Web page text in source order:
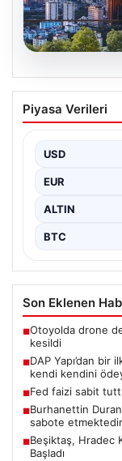
05.08.2026
DAP
güvencesi
Piyasa Verileri
USD
EUR
ALTIN
BTC
Son Eklenen
■Otoyolda drone
kesildi
■DAP Yapı’dan
kendi kendini
■Fed faizi sabit
■Burhanettin Duran:
sabote etmektedir
■Beşiktaş, Hradec
Başladı